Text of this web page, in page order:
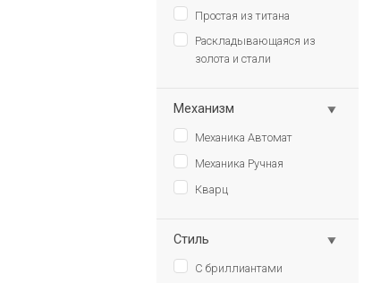
Простая из титана
Раскладывающаяся из
золота и стали
Механизм
Механика Автомат
Механика Ручная
Кварц
Стиль
С бриллиантами